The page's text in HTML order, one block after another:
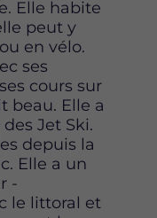
Elle habite
peut y
en vélo.
ses
cours sur
beau. Elle a
Jet Ski.
depuis la
Elle a un
-
le littoral et